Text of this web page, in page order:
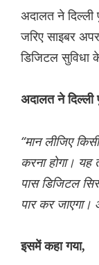
अदालत ने
जरिए साइबर
डिजिटल सुविधा
अदालत ने
“मान लीजिए
करना होगा।
पास डिजिटल
पार कर
इसमें कहा गया,